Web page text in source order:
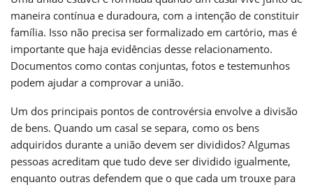
maneira contínua e duradoura, com a intenção de constituir
família. Isso não precisa ser formalizado em cartório, mas é
importante que haja evidências desse relacionamento.
Documentos como contas conjuntas, fotos e testemunhos
podem ajudar a comprovar a união.
Um dos principais pontos de controvérsia envolve a divisão
de bens. Quando um casal se separa, como os bens
adquiridos durante a união devem ser divididos? Algumas
pessoas acreditam que tudo deve ser dividido igualmente,
enquanto outras defendem que o que cada um trouxe para